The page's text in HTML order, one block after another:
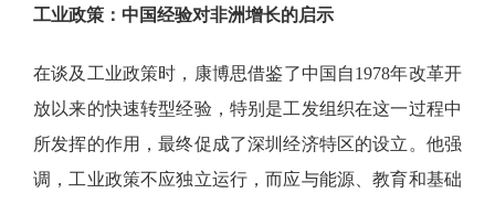
工业政策：中国经验对非洲增长的启示
在谈及工业政策时，康博思借鉴了中国自1978年改革开
放以来的快速转型经验，特别是工发组织在这一过程中
所发挥的作用，最终促成了深圳经济特区的设立。他强
调，工业政策不应独立运行，而应与能源、教育和基础